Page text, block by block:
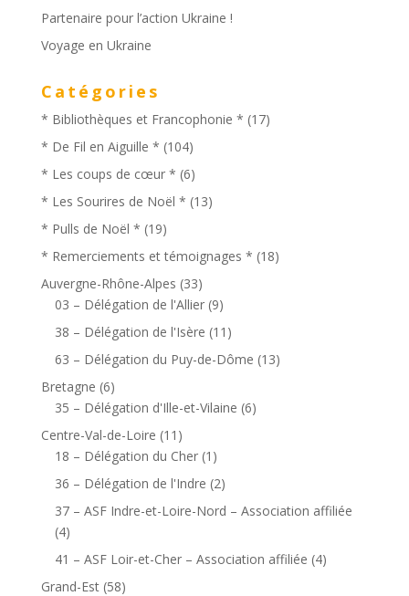
Partenaire pour l’action Ukraine !
Voyage en Ukraine
Catégories
* Bibliothèques et Francophonie * (17)
* De Fil en Aiguille * (104)
* Les coups de cœur * (6)
* Les Sourires de Noël * (13)
* Pulls de Noël * (19)
* Remerciements et témoignages * (18)
Auvergne-Rhône-Alpes (33)
03 – Délégation de l'Allier(9)
38 – Délégation de l'Isère (11)
63 – Délégation du Puy-de-Dôme (13)
Bretagne (6)
35 – Délégation d'Ille-et-Vilaine (6)
Centre-Val-de-Loire (11)
18 – Délégation du Cher(1)
36 – Délégation de l'Indre (2)
37 – ASF Indre-et-Loire-Nord – Association affiliée
(4)
41 – ASF Loir-et-Cher – Association affiliée (4)
Grand-Est(58)